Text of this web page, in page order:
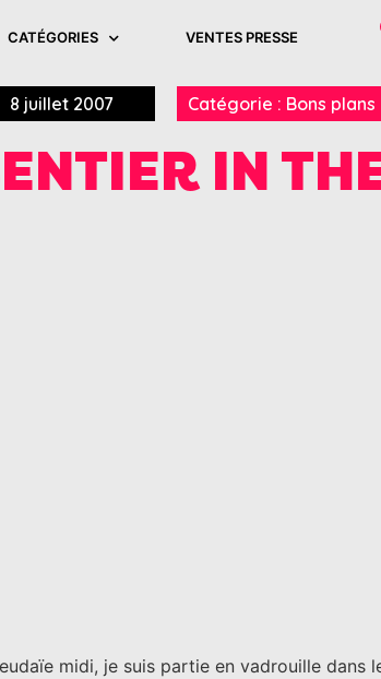
CATÉGORIES VENTES PRESSE
8 juillet 2007 Catégorie : Bons plans
IN
midi, je suis partie en vadrouille dans